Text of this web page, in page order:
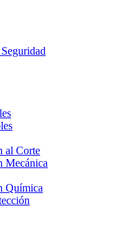
al Corte
Mecánica
Química